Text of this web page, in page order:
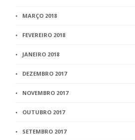
MARÇO 2018
FEVEREIRO 2018
JANEIRO 2018
DEZEMBRO 2017
NOVEMBRO 2017
OUTUBRO 2017
SETEMBRO 2017